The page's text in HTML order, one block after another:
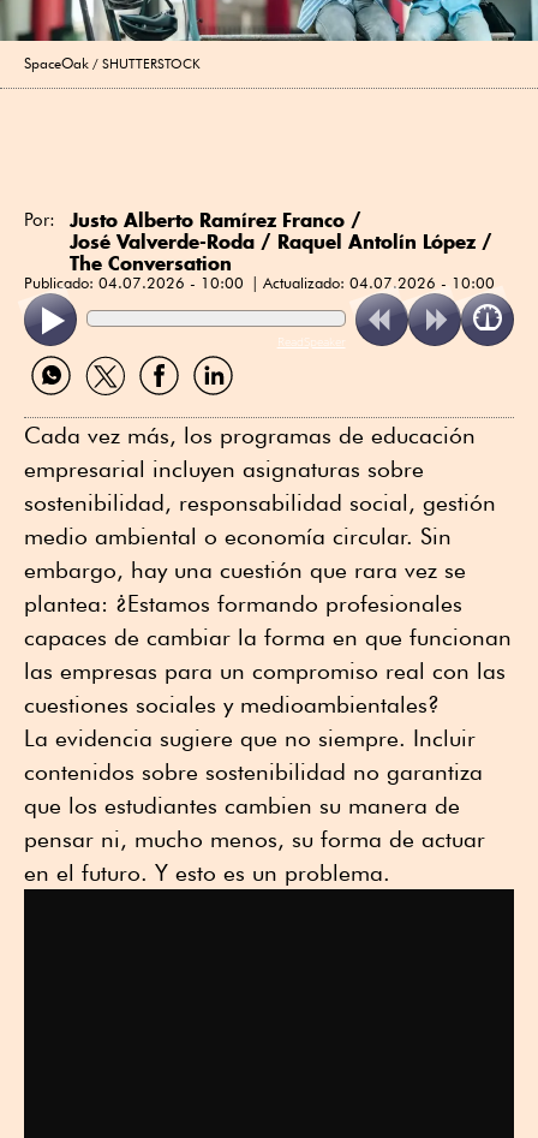
SpaceOak SHUTTERSTOCK
Por: Justo Alberto Ramírez Franco /
José Valverde-Roda / Raquel Antolín López /
The Conversation
Publicado: 04.07.2026 - 10:00 Actualizado: 04.07.2026 - 10:00
ReadSpeaker
Compartir
por
Compartir
por
Compartir
por
Compartir
por
Cada vez más, los programas de educación
empresarial incluyen asignaturas sobre
sostenibilidad, responsabilidad social, gestión
medio ambiental o economía circular. Sin
embargo, hay una cuestión que rara vez se
plantea: ¿Estamos formando profesionales
capaces de cambiar la forma en que funcionan
las empresas para un compromiso real con las
cuestiones sociales y medioambientales?
La evidencia sugiere que no siempre. Incluir
contenidos sobre sostenibilidad no garantiza
que los estudiantes cambien su manera de
pensar ni, mucho menos, su forma de actuar
en el futuro. Y esto es un problema.